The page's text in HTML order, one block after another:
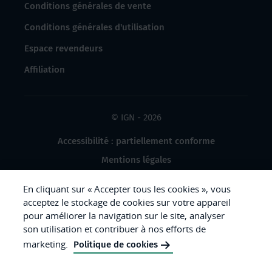
Conditions générales de vente
Conditions générales d'utilisation
Espace revendeurs
Affiliation
© IGN - 2026
Accessibilité : partiellement conforme
Mentions légales
Gestion des cookies
Crédits photos
En cliquant sur « Accepter tous les cookies », vous
acceptez le stockage de cookies sur votre appareil
pour améliorer la navigation sur le site, analyser
son utilisation et contribuer à nos efforts de
marketing.
Politique de cookies